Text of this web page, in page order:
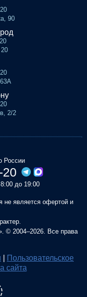
90
2/2
России
20
до 19:00
не является офертой и
© 2004–2026. Все права
Пользовательское
сайта